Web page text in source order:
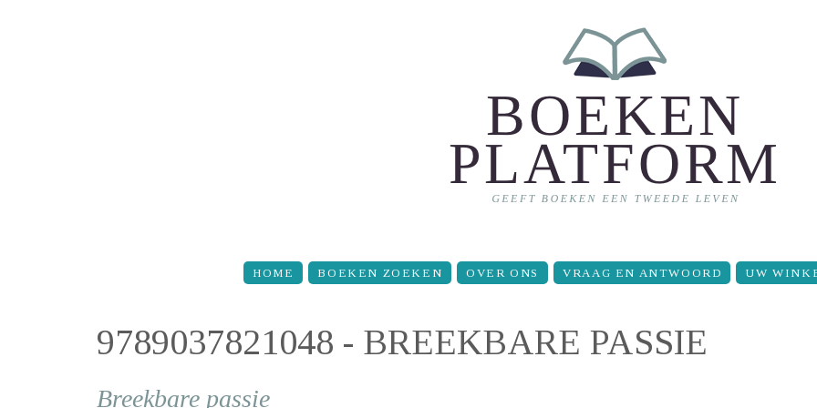
HOME BOEKEN ZOEKEN OVER ONS VRAAG EN ANTWOORD UW
9789037821048 - BREEKBARE PASSIE
Breekbare passie